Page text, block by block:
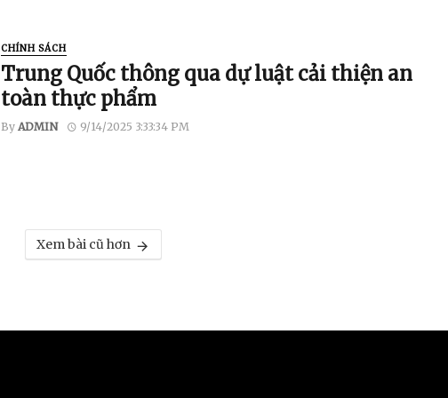
CHÍNH SÁCH
Trung Quốc thông qua dự luật cải thiện an
toàn thực phẩm
By ADMIN 9/14/2025 3:33:34 PM
Xem bài cũ hơn